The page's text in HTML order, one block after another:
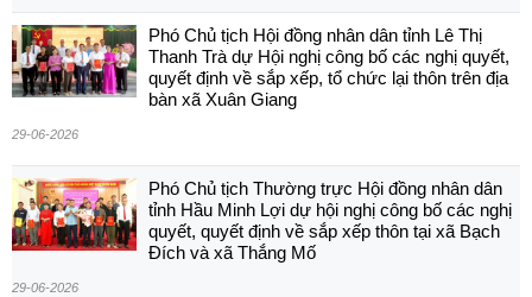
Phó Chủ tịch Hội đồng nhân dân tỉnh Lê Thị
Thanh Trà dự Hội nghị công bố các nghị quyết,
quyết định về sắp xếp, tổ chức lại thôn trên địa
bàn xã Xuân Giang
29-06-2026
Phó Chủ tịch Thường trực Hội đồng nhân dân
tỉnh Hầu Minh Lợi dự hội nghị công bố các nghị
quyết, quyết định về sắp xếp thôn tại xã Bạch
Đích và xã Thắng Mố
29-06-2026